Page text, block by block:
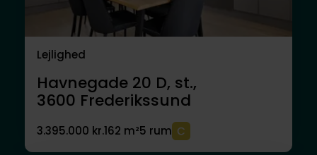
Lejlighed
Havnegade 20 D, st.,
3600 Frederikssund
3.395.000 kr.162 m²5 rum